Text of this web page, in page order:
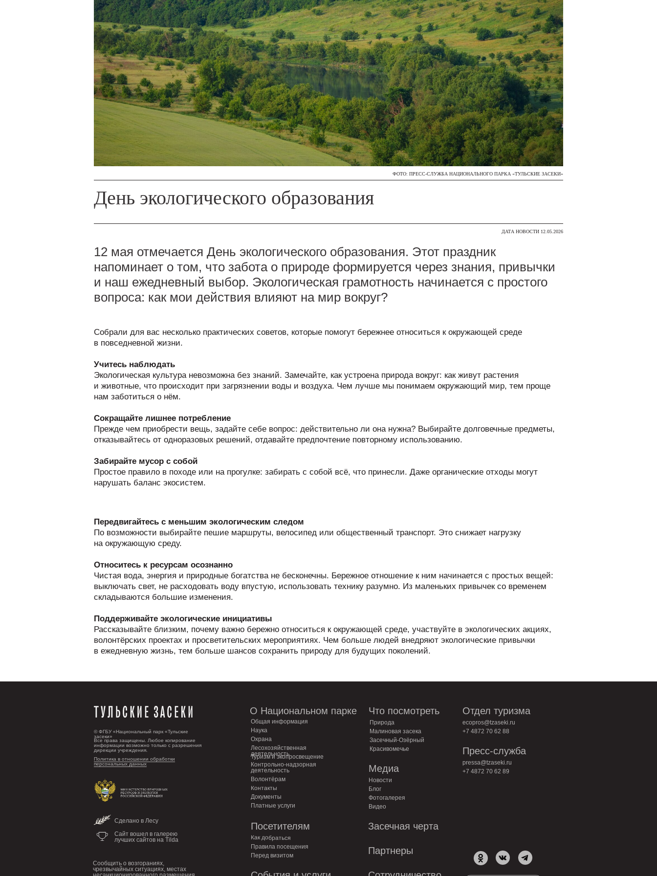
ФОТО: ПРЕСС-СЛУЖБА НАЦИОНАЛЬНОГО ПАРКА «ТУЛЬСКИЕ ЗАСЕКИ»
День экологического образования
ДАТА НОВОСТИ 12.05.2026
12 мая отмечается День экологического образования. Этот праздник
напоминает о том, что забота о природе формируется через знания, привычки
и наш ежедневный выбор. Экологическая грамотность начинается с простого
вопроса: как мои действия влияют на мир вокруг?
Собрали для вас несколько практических советов, которые помогут бережнее относиться к окружающей среде
в повседневной жизни.
Учитесь наблюдать
Экологическая культура невозможна без знаний. Замечайте, как устроена природа вокруг: как живут растения
и животные, что происходит при загрязнении воды и воздуха. Чем лучше мы понимаем окружающий мир, тем проще
нам заботиться о нём.
Сокращайте лишнее потребление
Прежде чем приобрести вещь, задайте себе вопрос: действительно ли она нужна? Выбирайте долговечные предметы,
отказывайтесь от одноразовых решений, отдавайте предпочтение повторному использованию.
Забирайте мусор с собой
Простое правило в походе или на прогулке: забирать с собой всё, что принесли. Даже органические отходы могут
нарушать баланс экосистем.
Передвигайтесь с меньшим экологическим следом
По возможности выбирайте пешие маршруты, велосипед или общественный транспорт. Это снижает нагрузку
на окружающую среду.
Относитесь к ресурсам осознанно
Чистая вода, энергия и природные богатства не бесконечны. Бережное отношение к ним начинается с простых вещей:
выключать свет, не расходовать воду впустую, использовать технику разумно. Из маленьких привычек со временем
складываются большие изменения.
Поддерживайте экологические инициативы
Рассказывайте близким, почему важно бережно относиться к окружающей среде, участвуйте в экологических акциях,
волонтёрских проектах и просветительских мероприятиях. Чем больше людей внедряют экологические привычки
в ежедневную жизнь, тем больше шансов сохранить природу для будущих поколений.
Волонтёрам
Контакты
Документы
Платные услуги
Перед визитом
Правила посещения
Как добраться
Засечная черта
О Национальном парке
© ФГБУ «Национальный парк «Тульские
засеки»
Все права защищены. Любое копирование
информации возможно только с разрешения
дирекции учреждения.
Политика в отношении обработки
персональных данных
Сообщить о возгораниях,
чрезвычайных ситуациях, местах
Общая информация
Наука
Охрана
Лесохозяйственная
деятельность
Туризм и экопросвещение
Контрольно-надзорная
деятельность
Красивомечье
Засечный-Озёрный
Малиновая засека
Природа
Что посмотреть
Партнеры
Посетителям
Новости
Блог
Фотогалерея
Видео
Медиа
+7 4872 70 62 88
ecopros@tzaseki.ru
Отдел туризма
Пресс-служба
+7 4872 70 62 89
pressa@tzaseki.ru
Сделано в Лесу
Сайт вошел в галерею
лучших сайтов на Tilda